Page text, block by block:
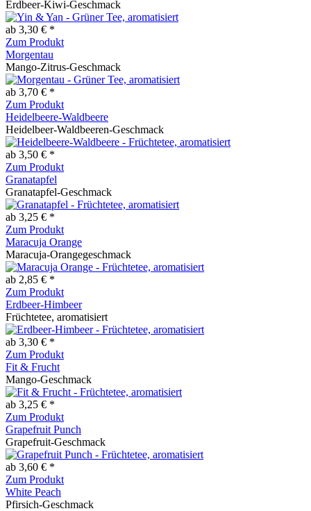
Erdbeer-Kiwi-Geschmack
ab 3,30 € *
Zum Produkt
Morgentau
Mango-Zitrus-Geschmack
ab 3,70 € *
Zum Produkt
Heidelbeere-Waldbeere
Heidelbeer-Waldbeeren-Geschmack
ab 3,50 € *
Zum Produkt
Granatapfel
Granatapfel-Geschmack
ab 3,25 € *
Zum Produkt
Maracuja Orange
Maracuja-Orangegeschmack
ab 2,85 € *
Zum Produkt
Erdbeer-Himbeer
Früchtetee, aromatisiert
ab 3,30 € *
Zum Produkt
Fit & Frucht
Mango-Geschmack
ab 3,25 € *
Zum Produkt
Grapefruit Punch
Grapefruit-Geschmack
ab 3,60 € *
Zum Produkt
White Peach
Pfirsich-Geschmack